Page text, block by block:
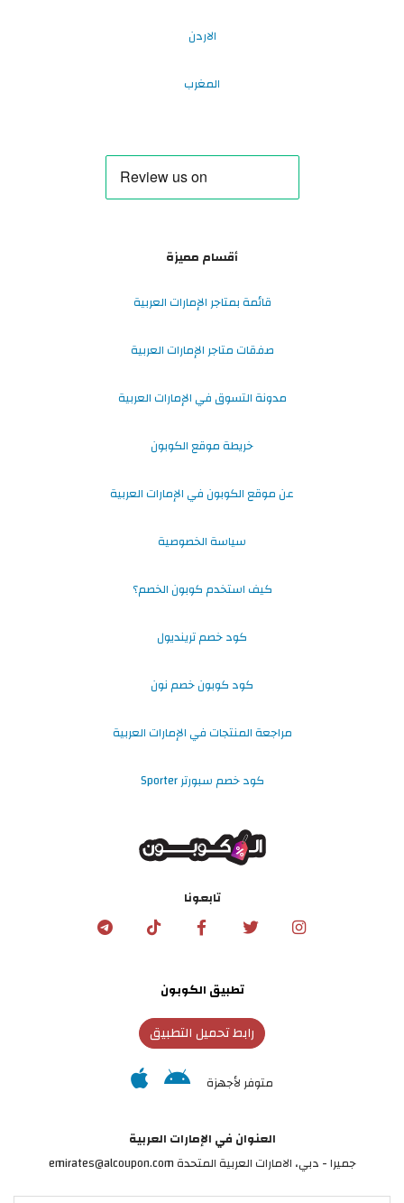
الاردن
المغرب
أقسام مميزة
قائمة بمتاجر الإمارات العربية
صفقات متاجر الإمارات العربية
مدونة التسوق في الإمارات العربية
خريطة موقع الكوبون
عن موقع الكوبون في الإمارات العربية
سياسة الخصوصية
كيف استخدم كوبون الخصم؟
كود خصم ترينديول
كود كوبون خصم نون
مراجعة المنتجات في الإمارات العربية
كود خصم سبورتر Sporter
تابعونا
تطبيق الكوبون
رابط تحميل التطبيق
متوفر لأجهزة
العنوان في الإمارات العربية
جميرا - دبي، الامارات العربية المتحدة emirates@alcoupon.com